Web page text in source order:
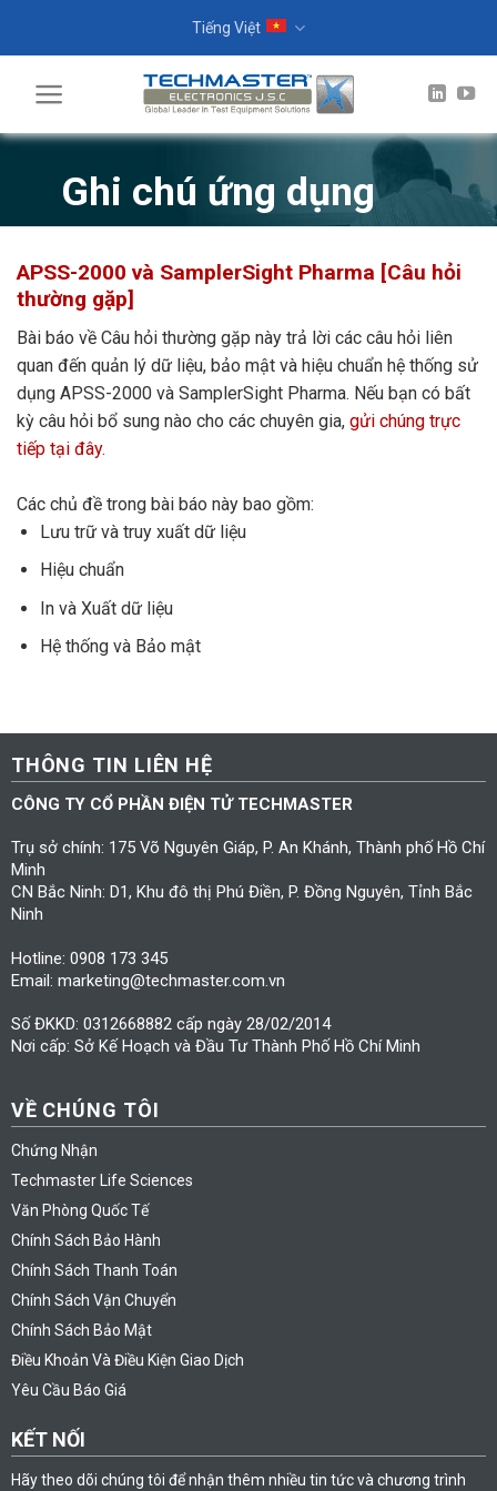
Tiếng Việt
Ghi chú ứng dụng
APSS-2000 và SamplerSight Pharma [Câu hỏi
thường gặp]
Bài báo về Câu hỏi thường gặp này trả lời các câu hỏi liên
quan đến quản lý dữ liệu, bảo mật và hiệu chuẩn hệ thống sử
dụng APSS-2000 và SamplerSight Pharma. Nếu bạn có bất
kỳ câu hỏi bổ sung nào cho các chuyên gia, gửi chúng trực
tiếp tại đây.
Các chủ đề trong bài báo này bao gồm:
Lưu trữ và truy xuất dữ liệu
Hiệu chuẩn
In và Xuất dữ liệu
Hệ thống và Bảo mật
THÔNG TIN LIÊN HỆ
CÔNG TY CỔ PHẦN ĐIỆN TỬ TECHMASTER
Trụ sở chính: 175 Võ Nguyên Giáp, P. An Khánh, Thành phố Hồ Chí
Minh
CN Bắc Ninh: D1, Khu đô thị Phú Điền, P. Đồng Nguyên, Tỉnh Bắc
Ninh
Hotline: 0908 173 345
Email: marketing@techmaster.com.vn
Số ĐKKD: 0312668882 cấp ngày 28/02/2014
Nơi cấp: Sở Kế Hoạch và Đầu Tư Thành Phố Hồ Chí Minh
VỀ CHÚNG TÔI
Chứng Nhận
Techmaster Life Sciences
Văn Phòng Quốc Tế
Chính Sách Bảo Hành
Chính Sách Thanh Toán
Chính Sách Vận Chuyển
Chính Sách Bảo Mật
Điều Khoản Và Điều Kiện Giao Dịch
Yêu Cầu Báo Giá
KẾT NỐI
Hãy theo dõi chúng tôi để nhận thêm nhiều tin tức và chương trình